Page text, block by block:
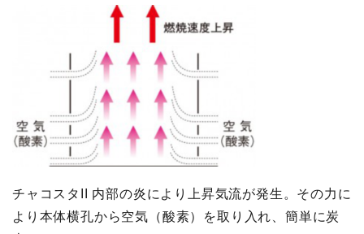
チャコスタII 内部の炎により上昇気流が発生。その力に
より本体横孔から空気（酸素）を取り入れ、簡単に炭